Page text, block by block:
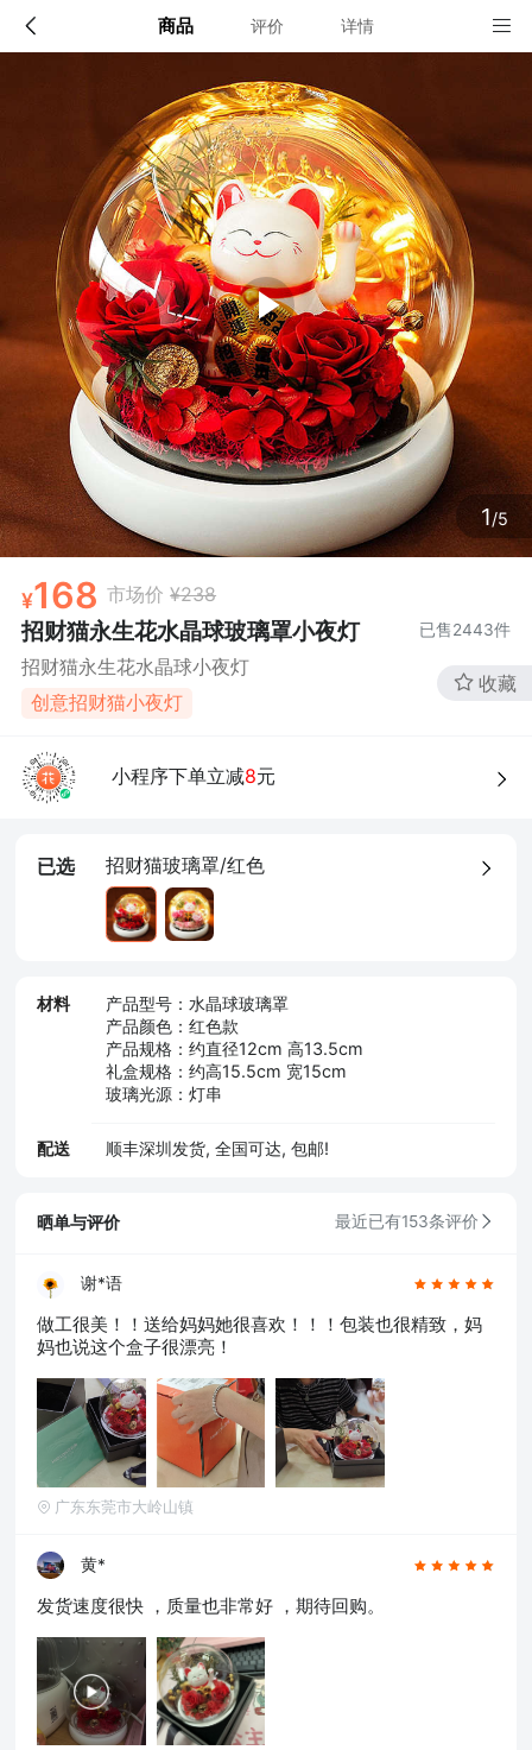
商品 评价 详情
1/5
168 市场价 ¥238
招财猫永生花水晶球玻璃罩小夜灯 已售2443件
招财猫永生花水晶球小夜灯
创意招财猫小夜灯
收藏
小程序下单立减8元
已选 招财猫玻璃罩/红色
材料
产品型号：水晶球玻璃罩
产品颜色：红色款
产品规格：约直径12cm 高13.5cm
礼盒规格：约高15.5cm 宽15cm
玻璃光源：灯串
配送 顺丰深圳发货, 全国可达, 包邮!
配送说明
顺丰深圳发货, 全国可达, 包邮!
确定
店铺信息
该地区暂无配送门店
确定
晒单与评价 最近已有153条评价
谢*语
做工很美！！送给妈妈她很喜欢！！！包装也很精致，妈
妈也说这个盒子很漂亮！
广东东莞市大岭山镇
黄*
发货速度很快 ，质量也非常好 ，期待回购。